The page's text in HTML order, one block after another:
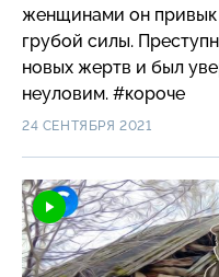
женщинами он
грубой силы.
новых жертв и был
неуловим. #короче
24 СЕНТЯБРЯ 2021